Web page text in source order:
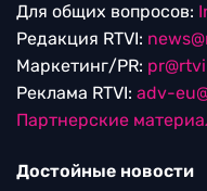
Для общих вопросов:
Редакция RTVI:
Маркетинг/PR:
Реклама RTVI: adv-
Партнерские
Достойные новости